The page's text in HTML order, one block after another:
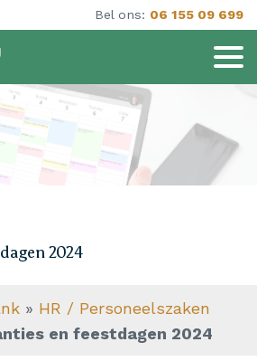
Bel ons: 06 155 09 699
2024
» HR / Personeelszaken
en feestdagen 2024